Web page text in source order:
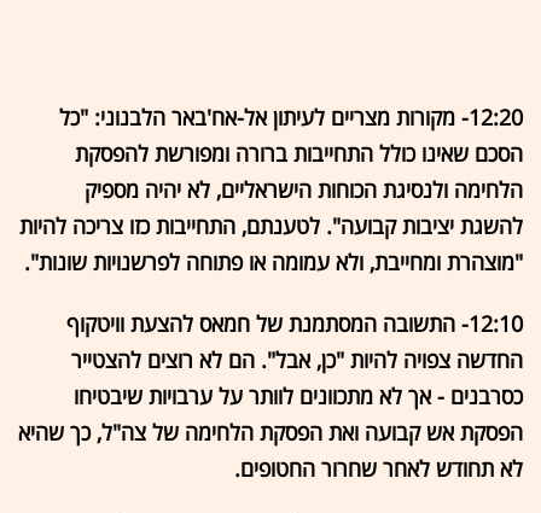
12:20- מקורות מצריים לעיתון אל-אח'באר הלבנוני: "כל
הסכם שאינו כולל התחייבות ברורה ומפורשת להפסקת
הלחימה ולנסיגת הכוחות הישראליים, לא יהיה מספיק
להשגת יציבות קבועה". לטענתם, התחייבות כזו צריכה להיות
"מוצהרת ומחייבת, ולא עמומה או פתוחה לפרשנויות שונות".
12:10- התשובה המסתמנת של חמאס להצעת וויטקוף
החדשה צפויה להיות "כן, אבל". הם לא רוצים להצטייר
כסרבנים - אך לא מתכוונים לוותר על ערבויות שיבטיחו
הפסקת אש קבועה ואת הפסקת הלחימה של צה"ל, כך שהיא
לא תחודש לאחר שחרור החטופים.